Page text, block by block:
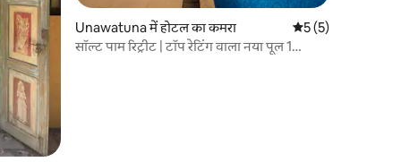
Unawatuna में होटल का कमरा औसत रेटिंग 5 में से 5,
5 (5)
सॉल्ट पाम रिट्रीट | टॉप रेटिंग वाला नया पूल 1